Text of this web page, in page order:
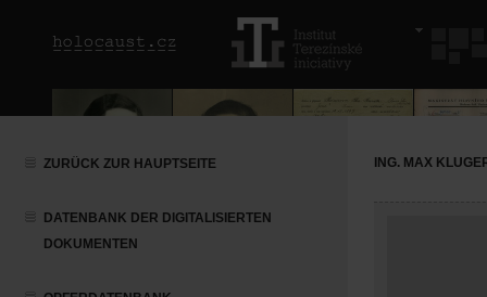
ZURÜCK ZUR HAUPTSEITE
DATENBANK DER DIGITALISIERTEN
DOKUMENTEN
ING. MAX